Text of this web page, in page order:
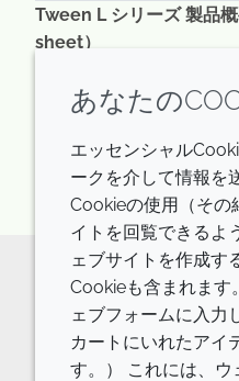
Tween L シリーズ 製品
sheet）
日本語: 1.5 MB
ログイン/登録
原料の詳細やご
お問い合わ
あなたの
エッセンシャル
ークを介して情報を
Cookieの使用（その
イトを回覧できるよ
ェブサイトを作成す
Cookieも含まれます
ェブフォームに入力
カートにいれたアイ
す。） これには、